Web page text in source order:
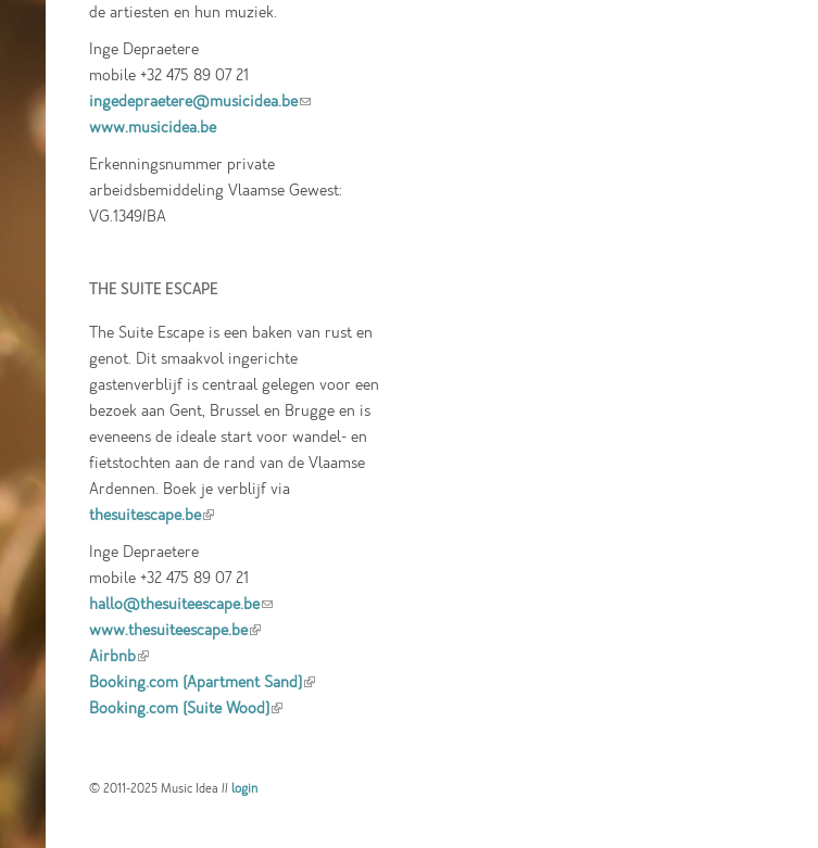
de artiesten en hun muziek.
Inge Depraetere
mobile +32 475 89 07 21
ingedepraetere@musicidea.be(link sends e-
www.musicidea.be
Erkenningsnummer private
arbeidsbemiddeling Vlaamse Gewest:
VG.1349/BA
THE SUITE ESCAPE
The Suite Escape is een baken van rust en
genot. Dit smaakvol ingerichte
gastenverblijf is centraal gelegen voor een
bezoek aan Gent, Brussel en Brugge en is
eveneens de ideale start voor wandel- en
fietstochten aan de rand van de Vlaamse
Ardennen. Boek je verblijf via
thesuitescape.be(link is external)
Inge Depraetere
mobile +32 475 89 07 21
hallo@thesuiteescape.be(link sends e-mail)
www.thesuiteescape.be(link is external)
Airbnb(link is external)
Booking.com (Apartment Sand)(link is
Booking.com (Suite Wood)(link is external)
© 2011-2025 Music Idea //login